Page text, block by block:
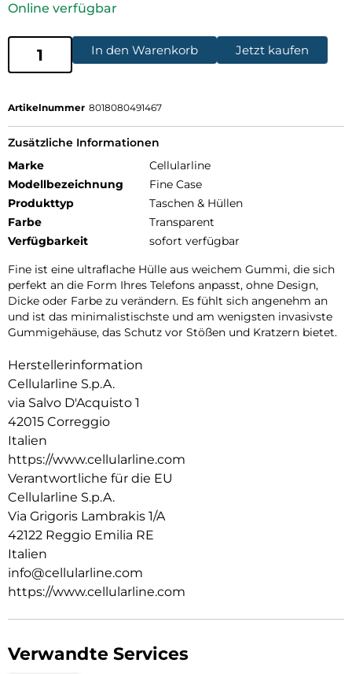
Online verfügbar
In den Warenkorb Jetzt kaufen
Artikelnummer 8018080491467
Zusätzliche Informationen
Marke
Cellularline
Modellbezeichnung
Fine Case
Produkttyp
Taschen & Hüllen
Farbe
Transparent
Verfügbarkeit
sofort verfügbar
Fine ist eine ultraflache Hülle aus weichem Gummi, die sich
perfekt an die Form Ihres Telefons anpasst, ohne Design,
Dicke oder Farbe zu verändern. Es fühlt sich angenehm an
und ist das minimalistischste und am wenigsten invasivste
Gummigehäuse, das Schutz vor Stößen und Kratzern bietet.
Herstellerinformation
Cellularline S.p.A.
via Salvo D'Acquisto 1
42015 Correggio
Italien
https://www.cellularline.com
Verantwortliche für die EU
Cellularline S.p.A.
Via Grigoris Lambrakis 1/A
42122 Reggio Emilia RE
Italien
info@cellularline.com
https://www.cellularline.com
Verwandte Services